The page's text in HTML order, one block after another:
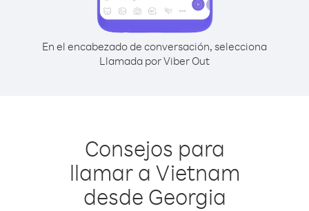
En el encabezado de conversación, selecciona
Llamada por Viber Out
Consejos para
llamar a Vietnam
desde Georgia